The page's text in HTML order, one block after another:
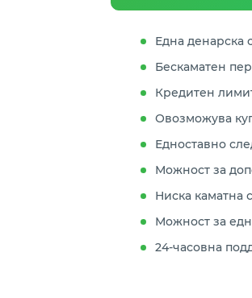
Една денарска
Бескаматен
Кредитен
Овозможува
Едноставно
Можност за
Ниска каматна
Можност за
24-часовна